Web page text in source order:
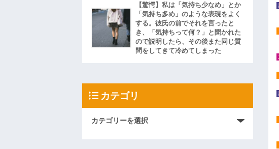
【驚愕】私は「気持ち少なめ」とか
「気持ち多め」のような表現をよく
する。彼氏の前でそれを言ったと
き、「気持ちって何？」と聞かれた
ので説明したら、その後また同じ質
問をしてきて冷めてしまった
カテゴリ